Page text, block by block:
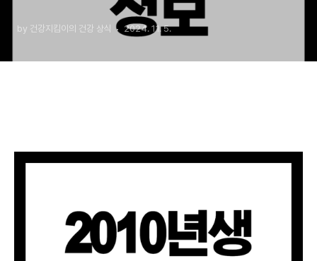
by 건강지킴이의 건강 상식 2024. 11. 5.